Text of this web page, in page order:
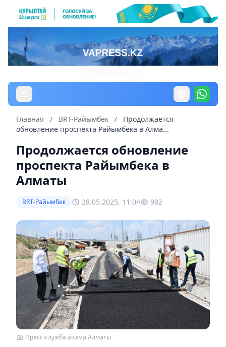
Главная / BRT-Райымбек /
Продолжается
обновление проспекта Райымбека в Алма...
Продолжается обновление
проспекта Райымбека в
Алматы
BRT-Райымбек 28.05.2025, 11:04 982
Пресс-служба акима Алматы